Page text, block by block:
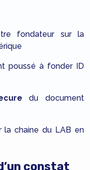
fondateur sur la
poussé à fonder ID
du document
la chaine du LAB en
constat